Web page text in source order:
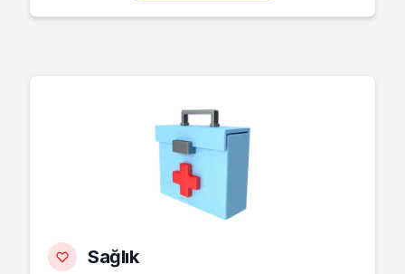
Sağlık